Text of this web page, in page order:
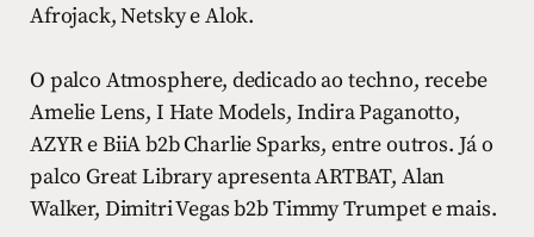
Afrojack, Netsky e Alok.
O palco Atmosphere, dedicado ao techno, recebe
Amelie Lens, I Hate Models, Indira Paganotto,
AZYR e BiiA b2b Charlie Sparks, entre outros. Já o
palco Great Library apresenta ARTBAT, Alan
Walker, Dimitri Vegas b2b Timmy Trumpet e mais.